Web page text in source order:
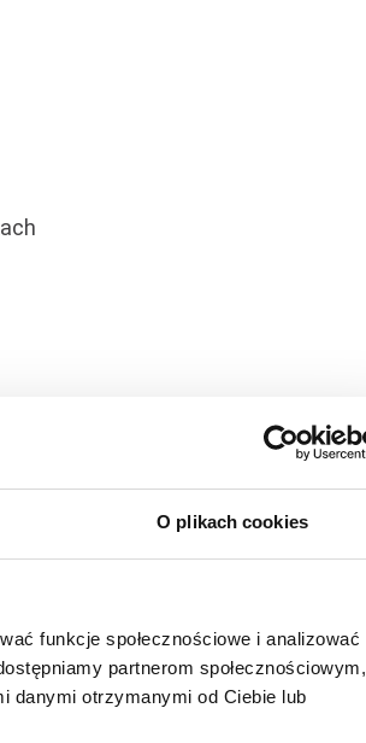
O plikach cookies
funkcje społecznościowe i analizować
partnerom społecznościowym,
danymi otrzymanymi od Ciebie lub